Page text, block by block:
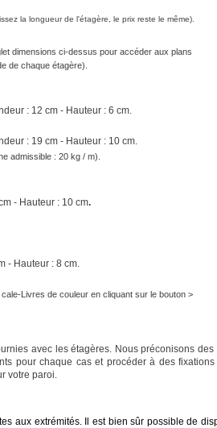
la longueur de l'étagère, le prix reste le même).
dimensions ci-dessus pour accéder aux plans
de chaque étagère).
: 12 cm - Hauteur : 6 cm.
: 19 cm - Hauteur : 10 cm.
admissible : 20 kg / m).
- Hauteur : 10 cm.
- Hauteur : 8 cm.
Livres de couleur en cliquant sur le bouton >
avec les étagères. Nous préconisons
pour chaque cas et procéder à des
votre paroi.
aux extrémités. Il est bien sûr possible de